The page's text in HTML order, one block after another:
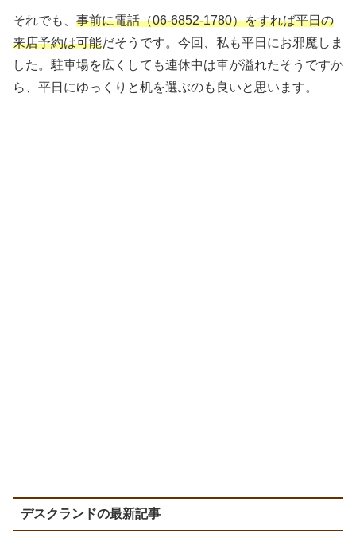
それでも、 事前に電話（06-6852-1780）をすれば平日の
来店予約は可能だそうです。今回、私も平日にお邪魔しま
した。駐車場を広くしても連休中は車が溢れたそうですか
ら、平日にゆっくりと机を選ぶのも良いと思います。
デスクランドの最新記事